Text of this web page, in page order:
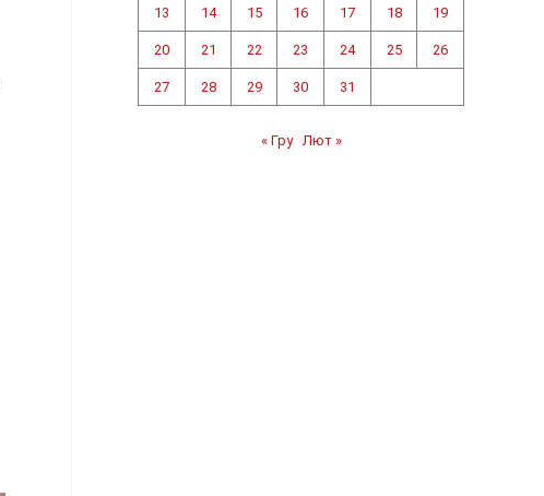
13 14 15 16 17 18 19
20 21 22 23 24 25 26
27 28 29 30 31
« Гру Лют »